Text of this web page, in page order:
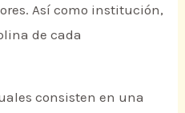
Así como institución,
de cada
consisten en una